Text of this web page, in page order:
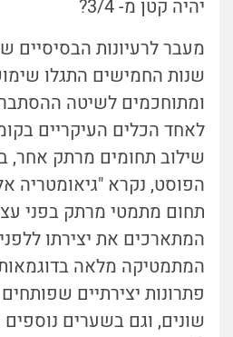
יהיה קטן מ- 3/4?
מעבר לרעיונות הבסיסיים
שנות החמישים התגלו
ומתוחכמים לשיטה
לאחד הכלים העיקריים
שילוב תחומים מרתק אחר,
הפוסט, נקרא "גיאומטריה
תחום מתמטי מרתק בפני
המתארכים את יצירתו
המתמטיקה מלאה
פתרונות יצירתיים
שונים, וגם בשערים